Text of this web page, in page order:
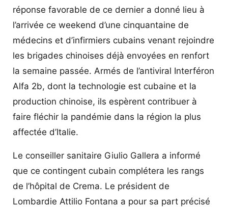
réponse favorable de ce dernier a donné lieu à
l’arrivée ce weekend d’une cinquantaine de
médecins et d’infirmiers cubains venant rejoindre
les brigades chinoises déjà envoyées en renfort
la semaine passée. Armés de l’antiviral Interféron
Alfa 2b, dont la technologie est cubaine et la
production chinoise, ils espèrent contribuer à
faire fléchir la pandémie dans la région la plus
affectée d’Italie.
Le conseiller sanitaire Giulio Gallera a informé
que ce contingent cubain complétera les rangs
de l’hôpital de Crema. Le président de
Lombardie Attilio Fontana a pour sa part précisé